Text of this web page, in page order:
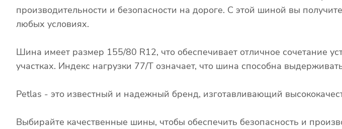
производительности и безопасности на дороге. С этой шиной вы
любых условиях.
Шина имеет размер 155/80 R12, что обеспечивает отличное сочетание
участках. Индекс нагрузки 77/T означает, что шина способна
Petlas - это известный и надежный бренд, изготавливающий
Выбирайте качественные шины, чтобы обеспечить безопасность и